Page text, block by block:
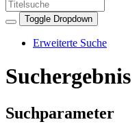
Toggle Dropdown
Erweiterte Suche
Suchergebnis
Suchparameter